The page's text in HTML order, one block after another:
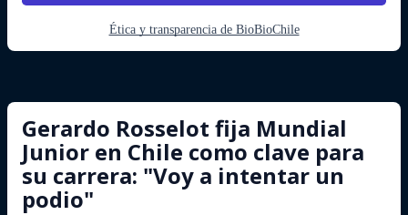
Ética y transparencia de BioBioChile
Gerardo Rosselot fija Mundial
Junior en Chile como clave para
su carrera: "Voy a intentar un
podio"